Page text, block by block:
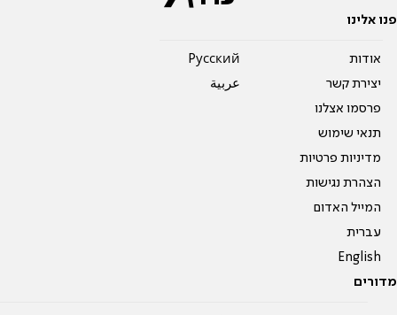
פנו אלינו
אודות
יצירת קשר
פרסמו אצלנו
תנאי שימוש
מדיניות פרטיות
הצהרת נגישות
המייל האדום
עברית
English
Pусский
عربية
מדורים